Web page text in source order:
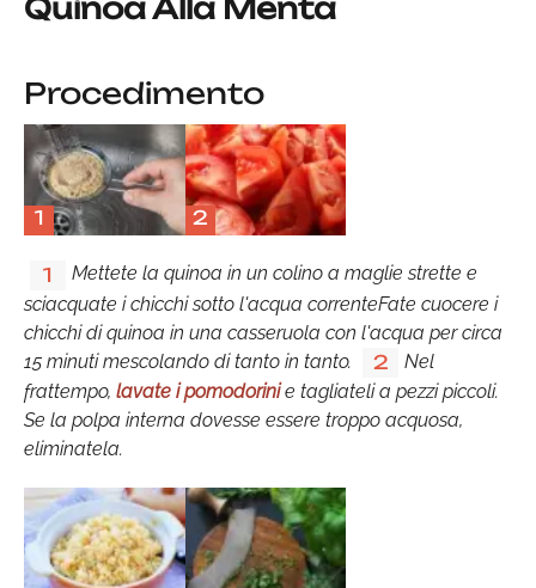
Quinoa Alla Menta
Procedimento
1 2
1
Mettete la quinoa in un colino a maglie strette e
sciacquate i chicchi sotto l'acqua correnteFate cuocere i
chicchi di quinoa in una casseruola con l'acqua per circa
15 minuti mescolando di tanto in tanto.
2
Nel
frattempo, lavate i pomodorinie tagliateli a pezzi piccoli.
Se la polpa interna dovesse essere troppo acquosa,
eliminatela.